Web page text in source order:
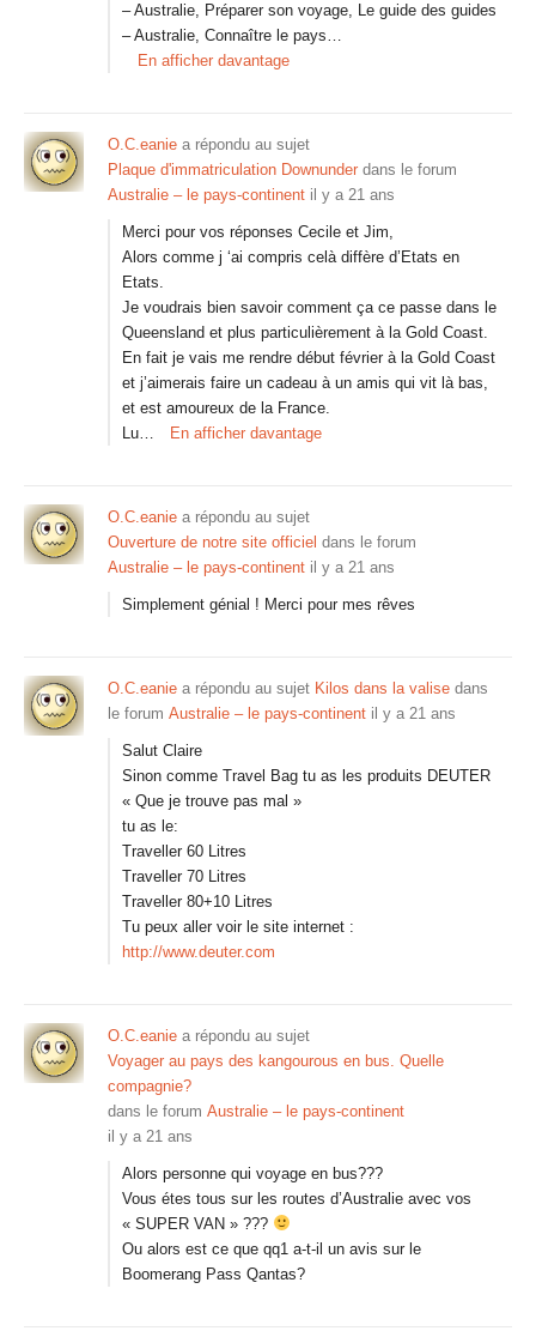
– Australie, Préparer son voyage, Le guide des guides
– Australie, Connaître le pays…
En afficher davantage
O.C.eanie a répondu au sujet
Plaque d'immatriculation Downunder dans le forum
Australie – le pays-continent il y a 21 ans
Merci pour vos réponses Cecile et Jim,
Alors comme j ‘ai compris celà diffère d’Etats en
Etats.
Je voudrais bien savoir comment ça ce passe dans le
Queensland et plus particulièrement à la Gold Coast.
En fait je vais me rendre début février à la Gold Coast
et j’aimerais faire un cadeau à un amis qui vit là bas,
et est amoureux de la France.
Lu…
En afficher davantage
O.C.eanie a répondu au sujet
Ouverture de notre site officiel dans le forum
Australie – le pays-continent il y a 21 ans
Simplement génial ! Merci pour mes rêves
O.C.eanie a répondu au sujet Kilos dans la valise dans
le forum Australie – le pays-continent il y a 21 ans
Salut Claire
Sinon comme Travel Bag tu as les produits DEUTER
« Que je trouve pas mal »
tu as le:
Traveller 60 Litres
Traveller 70 Litres
Traveller 80+10 Litres
Tu peux aller voir le site internet :
http://www.deuter.com
O.C.eanie a répondu au sujet
Voyager au pays des kangourous en bus. Quelle
compagnie?
dans le forum Australie – le pays-continent
il y a 21 ans
Alors personne qui voyage en bus???
Vous étes tous sur les routes d’Australie avec vos
« SUPER VAN » ???
Ou alors est ce que qq1 a-t-il un avis sur le
Boomerang Pass Qantas?